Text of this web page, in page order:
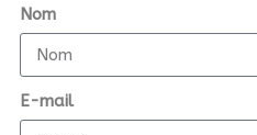
Nom
E-mail